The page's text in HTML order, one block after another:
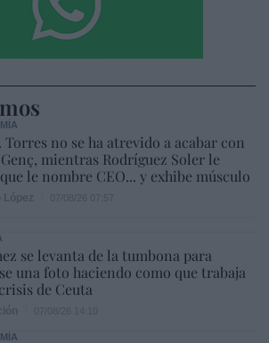
Torres no se ha atrevido a acabar con
mientras Rodríguez Soler le
le nombre CEO... y exhibe músculo
se levanta de la tumbona para
una foto haciendo como que trabaja
de Ceuta